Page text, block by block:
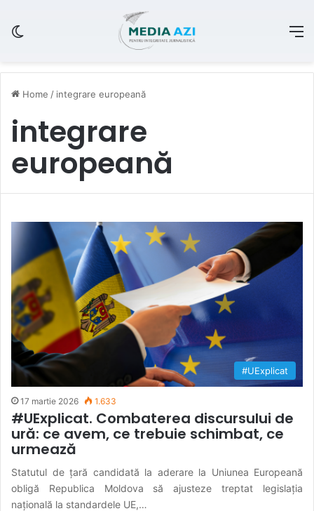
Home / integrare europeană
integrare
europeană
#UExplicat
17 martie 2026 1.633
#UExplicat. Combaterea discursului de
ură: ce avem, ce trebuie schimbat, ce
urmează
Statutul de țară candidată la aderare la Uniunea Europeană
obligă Republica Moldova să ajusteze treptat legislația
națională la standardele UE,…